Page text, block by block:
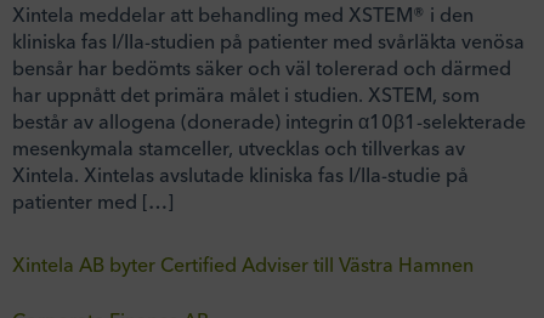
Xintela meddelar att behandling med XSTEM® i den
kliniska fas I/IIa-studien på patienter med svårläkta venösa
bensår har bedömts säker och väl tolererad och därmed
har uppnått det primära målet i studien. XSTEM, som
består av allogena (donerade) integrin α10β1-selekterade
mesenkymala stamceller, utvecklas och tillverkas av
Xintela. Xintelas avslutade kliniska fas I/IIa-studie på
patienter med […]
Xintela AB byter Certified Adviser till Västra Hamnen